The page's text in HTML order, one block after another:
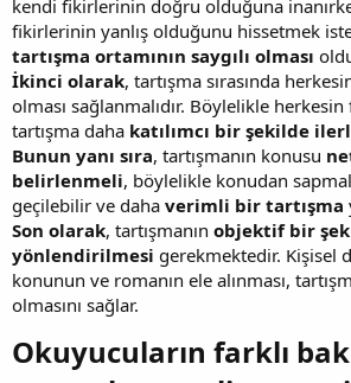
kendi fikirlerinin doğru olduğuna
fikirlerinin yanlış olduğunu hissetmek
tartışma ortamının saygılı olması
İkinci olarak, tartışma sırasında
olması sağlanmalıdır. Böylelikle
tartışma daha katılımcı bir şekilde
Bunun yanı sıra, tartışmanın konusu
belirlenmeli, böylelikle konudan
geçilebilir ve daha verimli bir tartışma
Son olarak, tartışmanın objektif bir
yönlendirilmesi gerekmektedir. Kişisel
konunun ve romanın ele alınması,
olmasını sağlar.
Okuyucuların farklı